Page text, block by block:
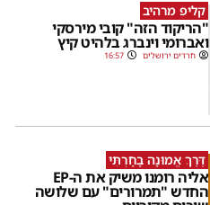
קליפ מרהיב
"הריקוד הזה" קובי מירסקי
ואברומי וינברג בלהיט קיץ
חרדים ירושלים 16:57
דֶּרֶךְ אֱמוּנָה בָחָרְתִּי
אליה רומנו משיק את ה-EP
החדש "תמרורים" עם שלושה